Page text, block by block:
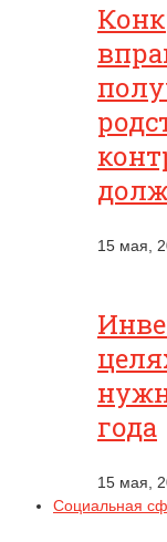
15 мая,
года
15 мая,
Социальная